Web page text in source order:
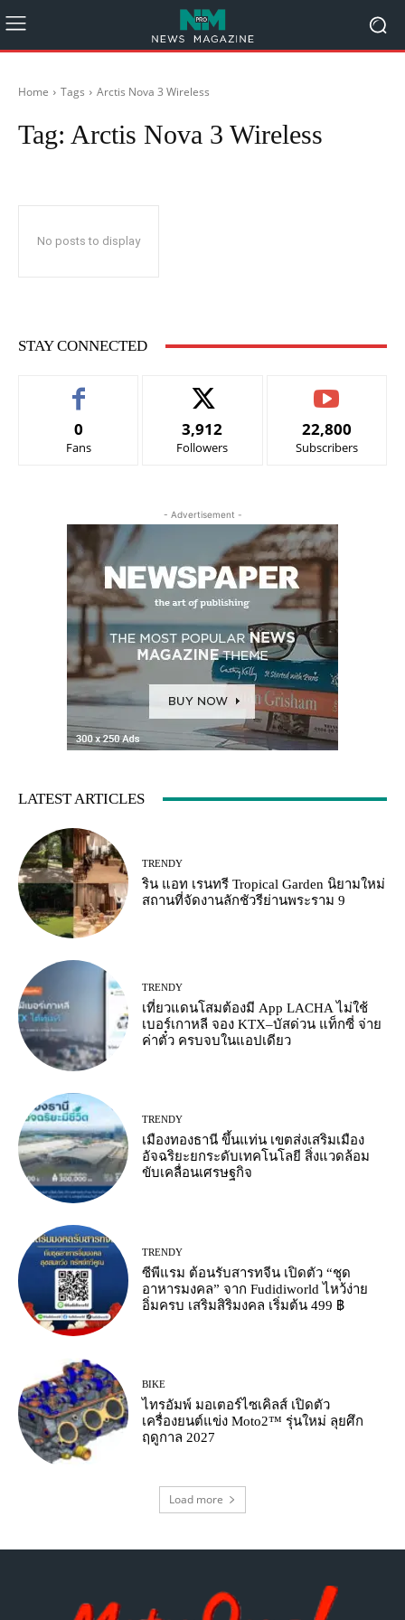
Home Tags Arctis Nova 3 Wireless
Tag: Arctis Nova 3 Wireless
No posts to display
STAY CONNECTED
0
Fans
3,912
Followers
22,800
Subscribers
- Advertisement -
LATEST ARTICLES
TRENDY
ริน แอท เรนทรี Tropical Garden นิยามใหม่
สถานที่จัดงานลักชัวรีย่านพระราม 9
TRENDY
เที่ยวแดนโสมต้องมี App LACHA ไม่ใช้
เบอร์เกาหลี จอง KTX–บัสด่วน แท็กซี่ จ่าย
ค่าตั๋ว ครบจบในแอปเดียว
TRENDY
เมืองทองธานี ขึ้นแท่น เขตส่งเสริมเมือง
อัจฉริยะยกระดับเทคโนโลยี สิ่งแวดล้อม
ขับเคลื่อนเศรษฐกิจ
TRENDY
ซีพีแรม ต้อนรับสารทจีน เปิดตัว “ชุด
อาหารมงคล” จาก Fudidiworld ไหว้ง่าย
อิ่มครบ เสริมสิริมงคล เริ่มต้น 499 ฿
BIKE
ไทรอัมพ์ มอเตอร์ไซเคิลส์ เปิดตัว
เครื่องยนต์แข่ง Moto2™ รุ่นใหม่ ลุยศึก
ฤดูกาล 2027
Load more